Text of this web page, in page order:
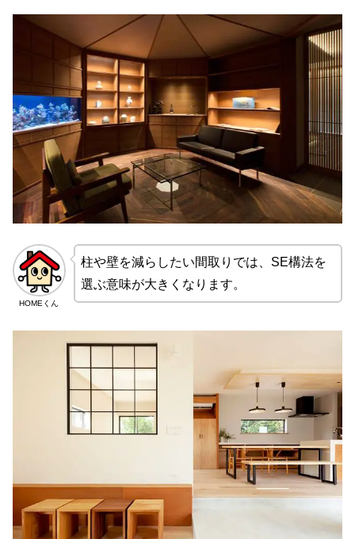
HOMEくん
柱や壁を減らしたい間取りでは、SE構法を
選ぶ意味が大きくなります。